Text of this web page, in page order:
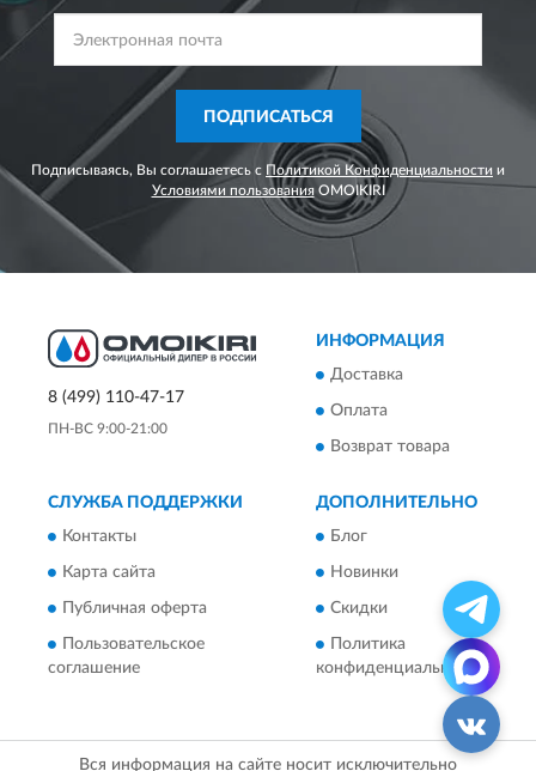
ПОДПИСАТЬСЯ
Подписываясь, Вы соглашаетесь с Политикой Конфиденциальности и
Условиями пользованияOMOIKIRI
8 (499) 110-47-17
ПН-ВС 9:00-21:00
ИНФОРМАЦИЯ
Доставка
Оплата
Возврат товара
СЛУЖБА ПОДДЕРЖКИ
Контакты
Карта сайта
Публичная оферта
Пользовательское
соглашение
ДОПОЛНИТЕЛЬНО
Блог
Новинки
Скидки
Политика
конфиденциальности
Вся информация на сайте носит исключительно